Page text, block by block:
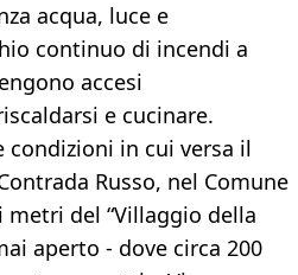
acqua, luce e
continuo di incendi a
accesi
e cucinare.
condizioni in cui versa il
Russo, nel Comune
metri del “Villaggio della
aperto - dove circa 200